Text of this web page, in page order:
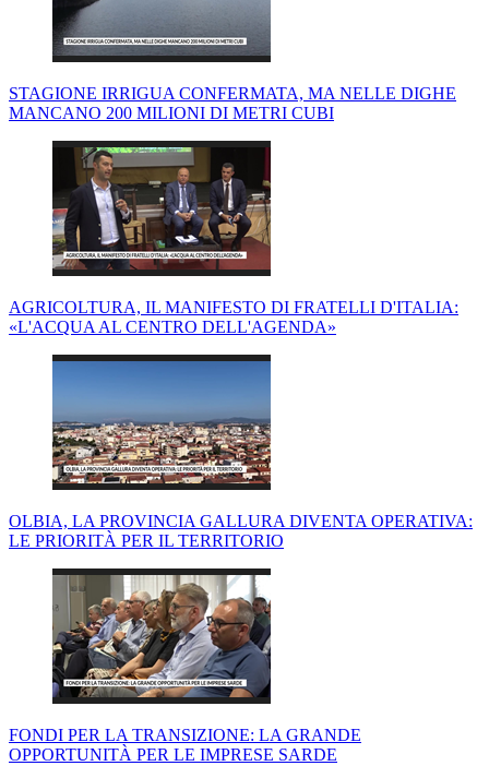
STAGIONE IRRIGUA CONFERMATA, MA NELLE DIGHE
MANCANO 200 MILIONI DI METRI CUBI
AGRICOLTURA, IL MANIFESTO DI FRATELLI D'ITALIA:
«L'ACQUA AL CENTRO DELL'AGENDA»
OLBIA, LA PROVINCIA GALLURA DIVENTA OPERATIVA:
LE PRIORITÀ PER IL TERRITORIO
FONDI PER LA TRANSIZIONE: LA GRANDE
OPPORTUNITÀ PER LE IMPRESE SARDE